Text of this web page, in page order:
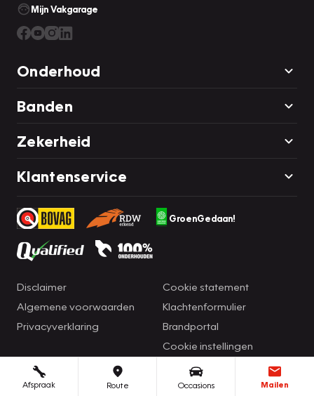
Afspraak Route Occasions Mailen
Mijn Vakgarage
Onderhoud
Banden
Zekerheid
Klantenservice
GroenGedaan!
Disclaimer
Algemene voorwaarden
Privacyverklaring
Cookie statement
Klachtenformulier
Brandportal
Cookie instellingen